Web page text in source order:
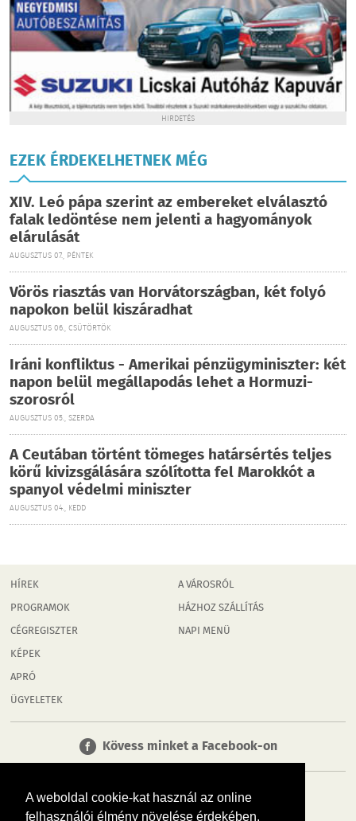
A weboldal cookie-kat használ az online
felhasználói élmény növelése érdekében.
HIRDETÉS
EZEK ÉRDEKELHETNEK MÉG
XIV. Leó pápa szerint az embereket elválasztó
falak ledöntése nem jelenti a hagyományok
elárulását
AUGUSZTUS 07., PÉNTEK
Vörös riasztás van Horvátországban, két folyó
napokon belül kiszáradhat
AUGUSZTUS 06., CSÜTÖRTÖK
Iráni konfliktus - Amerikai pénzügyminiszter: két
napon belül megállapodás lehet a Hormuzi-
szorosról
AUGUSZTUS 05., SZERDA
A Ceutában történt tömeges határsértés teljes
körű kivizsgálására szólította fel Marokkót a
spanyol védelmi miniszter
AUGUSZTUS 04., KEDD
HÍREK
PROGRAMOK
CÉGREGISZTER
KÉPEK
APRÓ
ÜGYELETEK
A VÁROSRÓL
HÁZHOZ SZÁLLÍTÁS
NAPI MENÜ
Kövess minket a Facebook-on